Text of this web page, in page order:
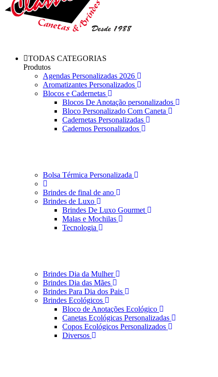
TODAS CATEGORIAS
Produtos
Agendas Personalizadas 2026
Aromatizantes Personalizados
Blocos e Cadernetas
Blocos De Anotação personalizados
Bloco Personalizado Com Caneta
Cadernetas Personalizadas
Cadernos Personalizados
Bolsa Térmica Personalizada
Brindes de final de ano
Brindes de Luxo
Brindes De Luxo Gourmet
Malas e Mochilas
Tecnologia
Brindes Dia da Mulher
Brindes Dia das Mães
Brindes Para Dia dos Pais
Brindes Ecológicos
Bloco de Anotações Ecológico
Canetas Ecológicas Personalizadas
Copos Ecológicos Personalizados
Diversos